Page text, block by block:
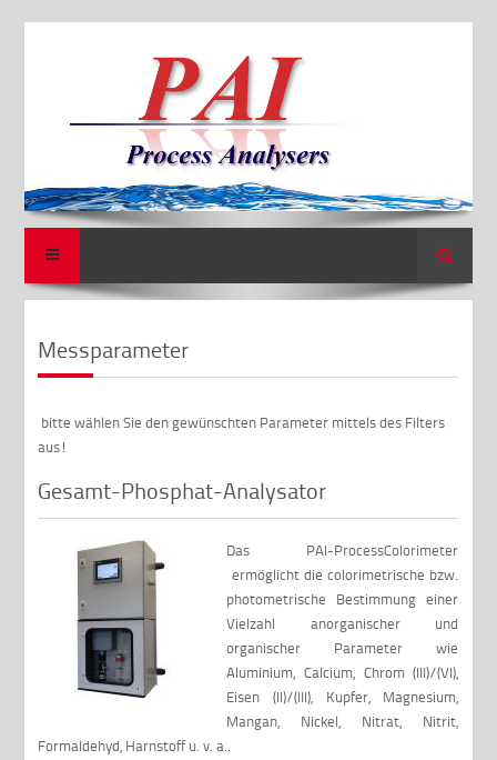
Suche
Messparameter
bitte wählen Sie den gewünschten Parameter mittels des Filters
aus!
Gesamt-Phosphat-Analysator
Das PAI-ProcessColorimeter
ermöglicht die colorimetrische bzw.
photometrische Bestimmung einer
Vielzahl anorganischer und
organischer Parameter wie
Aluminium, Calcium, Chrom (III)/(VI),
Eisen (II)/(III), Kupfer, Magnesium,
Mangan, Nickel, Nitrat, Nitrit,
Formaldehyd, Harnstoff u. v. a..